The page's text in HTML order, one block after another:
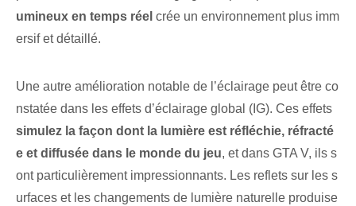
umineux en temps réel crée un environnement plus imm
ersif et détaillé.
Une autre amélioration notable de l’éclairage peut être co
nstatée dans les effets d’éclairage global (IG). Ces effets
simulez la façon dont la lumière est réfléchie, réfracté
e et diffusée dans le monde du jeu, et dans GTA V, ils s
ont particulièrement impressionnants. Les reflets sur les s
urfaces et les changements de lumière naturelle produise